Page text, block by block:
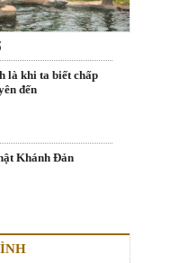
là khi ta biết chấp
đến
Khánh Đản